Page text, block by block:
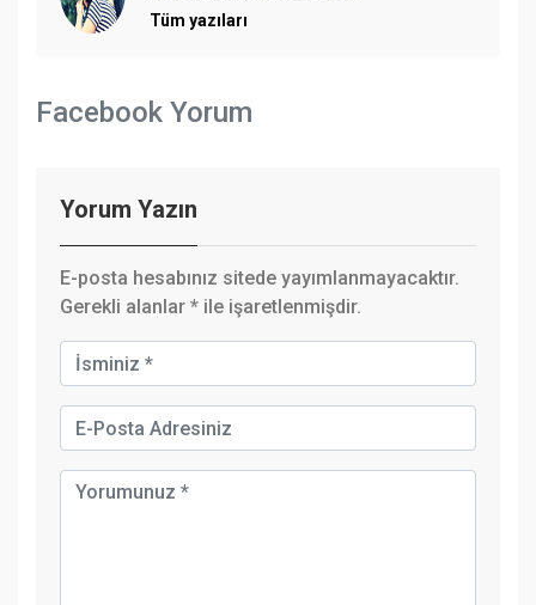
Tüm yazıları
Facebook Yorum
Yorum Yazın
E-posta hesabınız sitede yayımlanmayacaktır.
Gerekli alanlar * ile işaretlenmişdir.